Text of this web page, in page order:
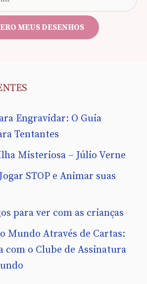
e-
mail
MEUS DESENHOS
Engravidar: O Guia
Tentantes
Misteriosa – Júlio Verne
STOP e Animar suas
para ver com as crianças
Mundo Através de Cartas:
com o Clube de Assinatura